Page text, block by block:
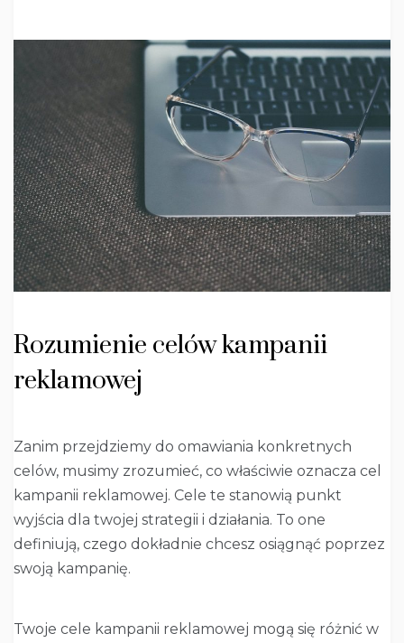
Rozumienie celów kampanii
reklamowej
Zanim przejdziemy do omawiania konkretnych
celów, musimy zrozumieć, co właściwie oznacza cel
kampanii reklamowej. Cele te stanowią punkt
wyjścia dla twojej strategii i działania. To one
definiują, czego dokładnie chcesz osiągnąć poprzez
swoją kampanię.
Twoje cele kampanii reklamowej mogą się różnić w